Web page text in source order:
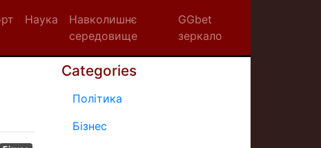
Наука
Навколишнє
середовище
GGbet
зеркало
Categories
Політика
Бізнес